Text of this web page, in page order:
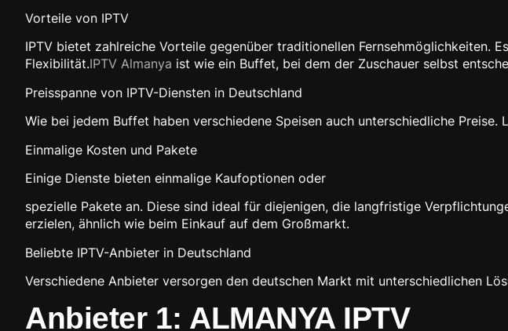
Vorteile von IPTV
IPTV bietet zahlreiche Vorteile gegenüber traditionellen Fernsehmöglichkeiten.
Flexibilität.IPTV Almanya ist wie ein Buffet, bei dem der Zuschauer selbst
Preisspanne von IPTV-Diensten in Deutschland
Wie bei jedem Buffet haben verschiedene Speisen auch unterschiedliche
Einmalige Kosten und Pakete
Einige Dienste bieten einmalige Kaufoptionen oder
spezielle Pakete an. Diese sind ideal für diejenigen, die langfristige
erzielen, ähnlich wie beim Einkauf auf dem Großmarkt.
Beliebte IPTV-Anbieter in Deutschland
Verschiedene Anbieter versorgen den deutschen Markt mit unterschiedlichen
Anbieter 1: ALMANYA IPTV